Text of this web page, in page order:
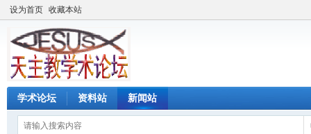
设为首页 收藏本站
学术论坛 资料站 新闻站